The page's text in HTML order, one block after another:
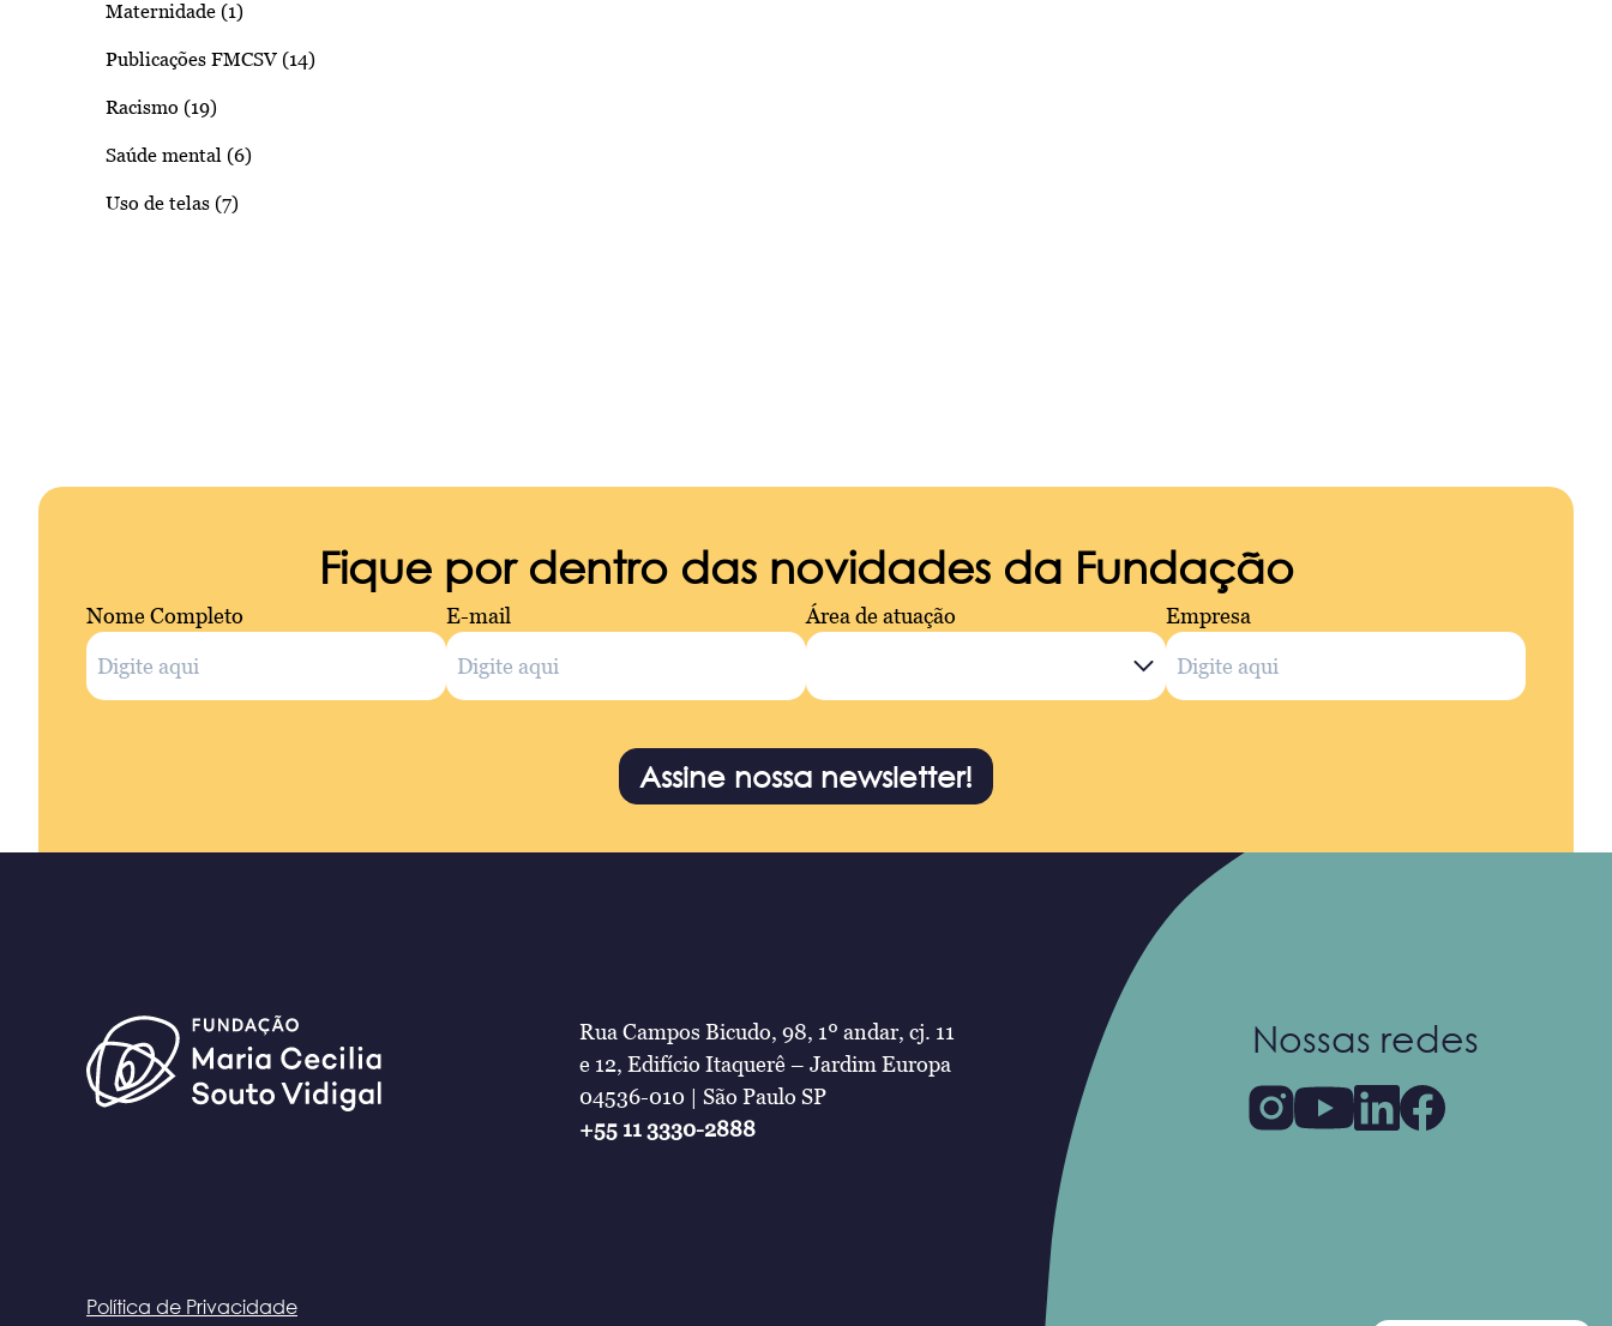
Maternidade (1)
Publicações FMCSV (14)
Racismo (19)
Saúde mental (6)
Uso de telas (7)
Fique por dentro das novidades da Fundação
Nome Completo E-mail Área de atuação Empresa
Assine nossa newsletter!
Rua Campos Bicudo, 98, 1º andar, cj. 11
e 12, Edifício Itaquerê – Jardim Europa
04536-010 | São Paulo SP
+55 11 3330-2888
Nossas redes
Política de Privacidade